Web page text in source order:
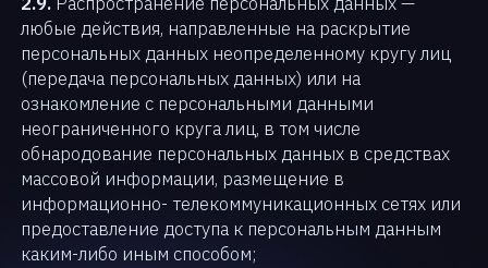
любые действия, направленные на раскрытие
персональных данных неопределенному кругу лиц
(передача персональных данных) или на
ознакомление с персональными данными
неограниченного круга лиц, в том числе
обнародование персональных данных в средствах
массовой информации, размещение в
информационно- телекоммуникационных сетях или
предоставление доступа к персональным данным
каким-либо иным способом;